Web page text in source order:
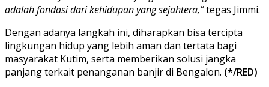
adalah fondasi dari kehidupan yang sejahtera,”tegas Jimmi.
Dengan adanya langkah ini, diharapkan bisa tercipta
lingkungan hidup yang lebih aman dan tertata bagi
masyarakat Kutim, serta memberikan solusi jangka
panjang terkait penanganan banjir di Bengalon. (*/RED)